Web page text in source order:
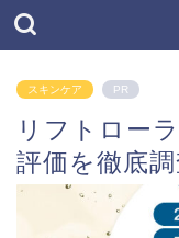
スキンケア PR
リフトロー
評価を徹底